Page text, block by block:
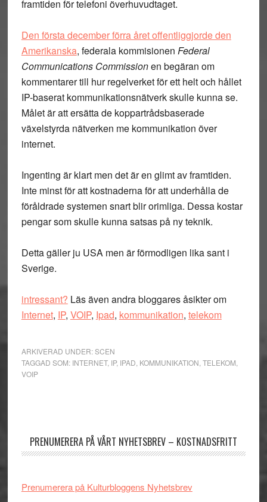
framtiden för telefoni överhuvudtaget.
Den första december förra året offentliggjorde den
Amerikanska, federala kommisionen Federal
Communications Commissionen begäran om
kommentarer till hur regelverket för ett helt och hållet
IP-baserat kommunikationsnätverk skulle kunna se.
Målet är att ersätta de koppartrådsbaserade
växelstyrda nätverken me kommunikation över
internet.
Ingenting är klart men det är en glimt av framtiden.
Inte minst för att kostnaderna för att underhålla de
föråldrade systemen snart blir orimliga. Dessa kostar
pengar som skulle kunna satsas på ny teknik.
Detta gäller ju USA men är förmodligen lika sant i
Sverige.
intressant? Läs även andra bloggares åsikter om
Internet, IP, VOIP, Ipad, kommunikation, telekom
ARKIVERAD UNDER:SCEN
TAGGAD SOM: INTERNET, IP, IPAD KOMMUNIKATION TELEKOM
VOIP
PRENUMERERA PÅ VÅRT NYHETSBREV – KOSTNADSFRITT
Prenumerera på Kulturbloggens Nyhetsbrev